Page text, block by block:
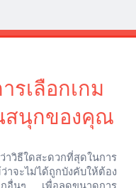
รเลือกเกม
สนุกของคุณ
าวิธีใดสะดวกที่สุดในการ
าจะไม่ได้ถูกบังคับให้ต้อง